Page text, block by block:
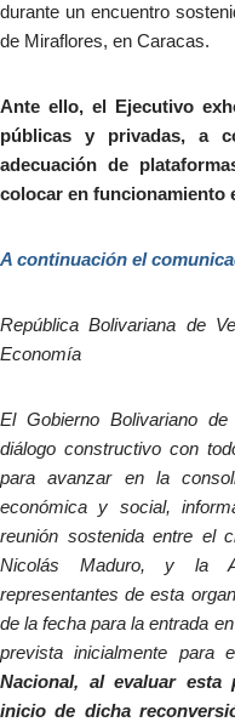
durante un encuentro
de Miraflores, en Caracas.
Ante ello, el Ejecutivo
públicas y privadas, a
adecuación de
colocar en funcionamiento
A continuación el
República Bolivariana de
Economía
El Gobierno Bolivariano
diálogo constructivo con
para avanzar en la
económica y social,
reunión sostenida entre el
Nicolás Maduro, y la
representantes de esta
de la fecha para la entrada
prevista inicialmente
Nacional, al evaluar esta
inicio de dicha